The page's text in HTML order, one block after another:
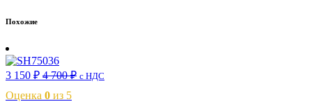
Похожие
3 150 ₽ 4 700₽ с НДС
Оценка 0 из 5